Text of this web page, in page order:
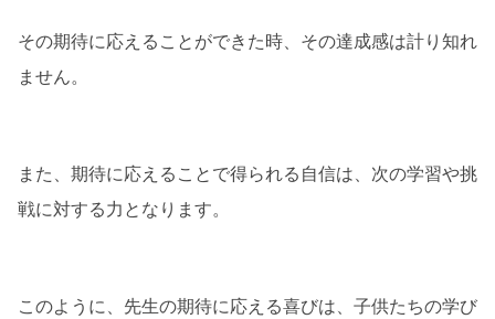
その期待に応えることができた時、その達成感は計り知れ
ません。
また、期待に応えることで得られる自信は、次の学習や挑
戦に対する力となります。
このように、先生の期待に応える喜びは、子供たちの学び